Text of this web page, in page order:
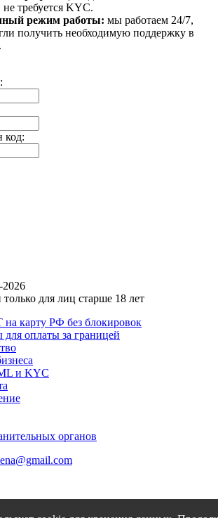
требуется KYC.
режим работы: мы работаем 24/7,
получить необходимую поддержку в
:
код:
для лиц старше 18 лет
карту РФ без блокировок
оплаты за границей
и KYC
органов